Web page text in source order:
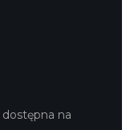
dostępna na